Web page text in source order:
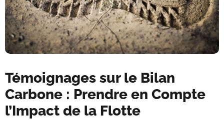
Témoignages sur le Bilan
Carbone : Prendre en Compte
l’Impact de la Flotte